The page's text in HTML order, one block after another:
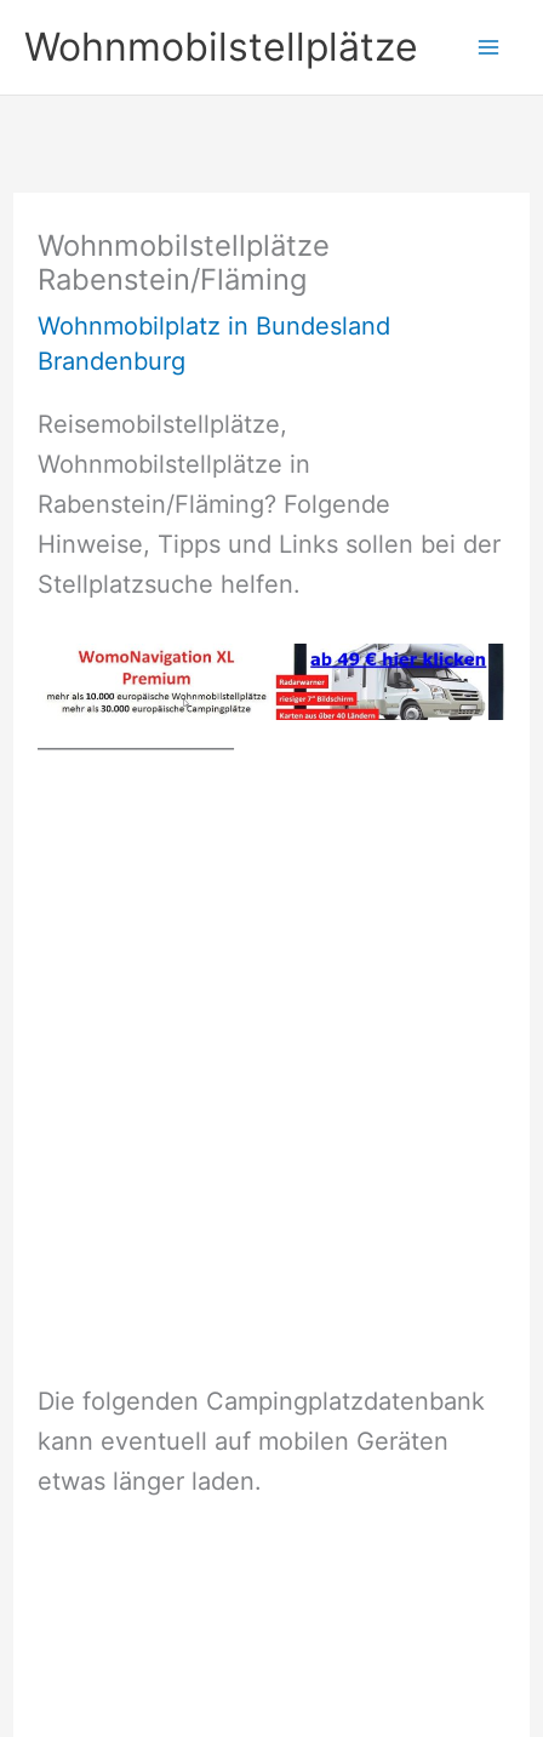
Inhalt
springen
Wohnmobilstellplätze
Wohnmobilstellplätze
Rabenstein/Fläming
Wohnmobilplatz in Bundesland
Brandenburg
Reisemobilstellplätze,
Wohnmobilstellplätze in
Rabenstein/Fläming? Folgende
Hinweise, Tipps und Links sollen bei der
Stellplatzsuche helfen.
Die folgenden Campingplatzdatenbank
kann eventuell auf mobilen Geräten
etwas länger laden.